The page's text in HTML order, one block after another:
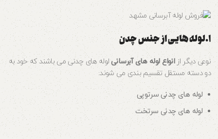
۱.لوله‌ هایی از جنس چدن
نوعی دیگر ازانواع لوله‌ های آبرسانیلوله‌ های چدنی می‌ باشند که خود به
دو دسته مستقل تقسیم بندی می‌ شوند:
لوله‌ های چدنی سرتوپی
لوله‌ های چدنی سرتخت